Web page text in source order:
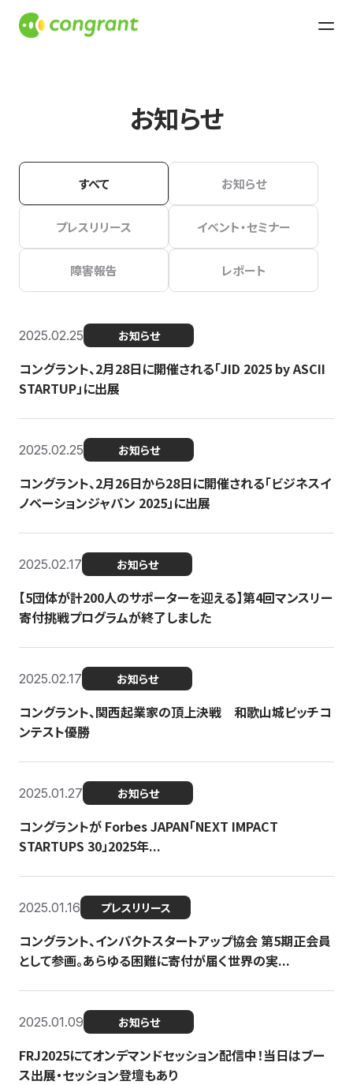
お知らせ
すべて お知らせ
プレスリリース イベント・セミナー
障害報告 レポート
2025.02.25 お知らせ
コングラント、2月28日に開催される「JID 2025 by ASCII
STARTUP」に出展
2025.02.25 お知らせ
コングラント、2月26日から28日に開催される「ビジネスイ
ノベーションジャパン 2025」に出展
2025.02.17 お知らせ
【5団体が計200人のサポーターを迎える】​​第4回マンスリー
寄付挑戦プログラムが終了しました
2025.02.17 お知らせ
コングラント、関西起業家の頂上決戦 和歌山城ピッチコ
ンテスト優勝
2025.01.27 お知らせ
コングラントが Forbes JAPAN「NEXT IMPACT
STARTUPS 30」2025年...
2025.01.16 プレスリリース
コングラント、インパクトスタートアップ協会 第5期正会員
として参画。あらゆる困難に寄付が届く世界の実...
2025.01.09 お知らせ
FRJ2025にてオンデマンドセッション配信中！当日はブー
ス出展・セッション登壇もあり